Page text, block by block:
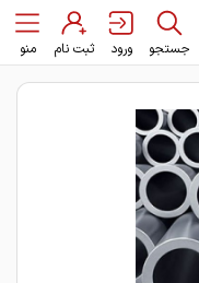
جستجو ورود ثبت نام منو